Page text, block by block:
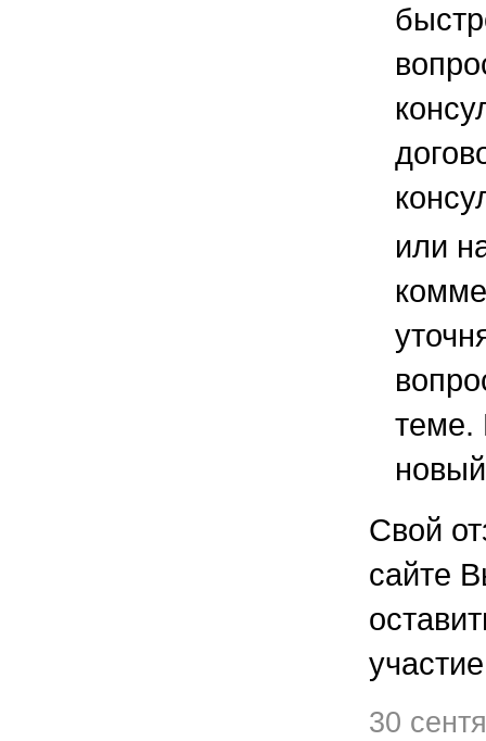
или
теме.
Свой
сайте
30